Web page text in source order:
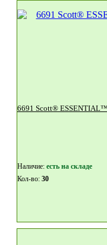
Наличие: eсть на складе
Кол-во: 30